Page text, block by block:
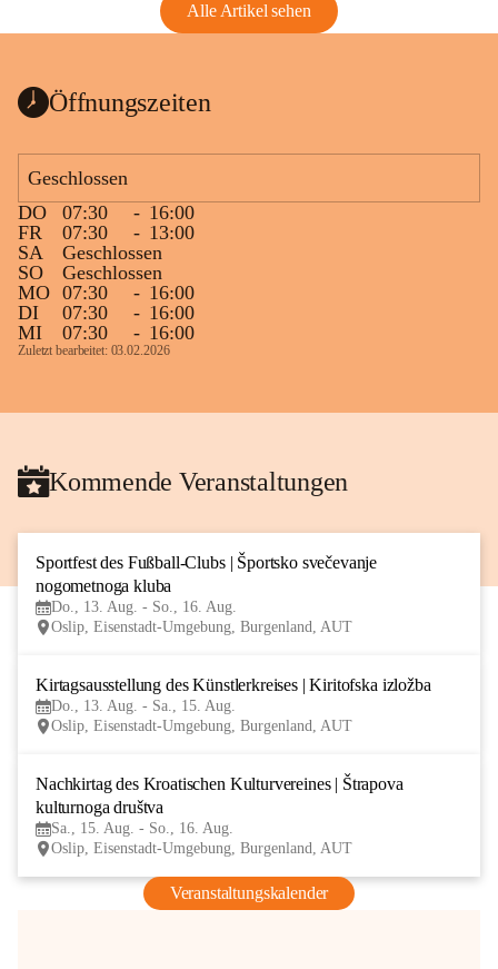
Alle Artikel sehen
Öffnungszeiten
Geschlossen
DO
07:30 - 16:00
FR
07:30 - 13:00
SA
Geschlossen
SO
Geschlossen
MO 07:30 - 16:00
DI
07:30 - 16:00
MI
07:30 - 16:00
Zuletzt bearbeitet: 03.02.2026
Kommende Veranstaltungen
Sportfest des Fußball-Clubs | Športsko svečevanje
nogometnoga kluba
Do., 13. Aug. - So., 16. Aug.
Oslip, Eisenstadt-Umgebung, Burgenland, AUT
Kirtagsausstellung des Künstlerkreises | Kiritofska izložba
Do., 13. Aug. - Sa., 15. Aug.
Oslip, Eisenstadt-Umgebung, Burgenland, AUT
Nachkirtag des Kroatischen Kulturvereines | Štrapova
kulturnoga društva
Sa., 15. Aug. - So., 16. Aug.
Oslip, Eisenstadt-Umgebung, Burgenland, AUT
Veranstaltungskalender